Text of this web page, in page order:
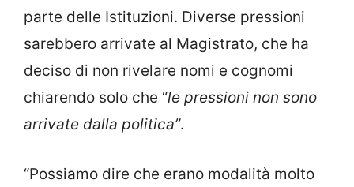
parte delle Istituzioni. Diverse pressioni
sarebbero arrivate al Magistrato, che ha
deciso di non rivelare nomi e cognomi
chiarendo solo che “le pressioni non sono
arrivate dalla politica”.
“Possiamo dire che erano modalità molto